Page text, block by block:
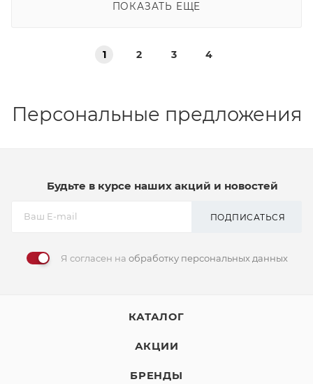
ПОКАЗАТЬ ЕЩЕ
1 2 3 4
Персональные предложения
Будьте в курсе наших акций и новостей
ПОДПИСАТЬСЯ
Я согласен на обработку персональных данных
КАТАЛОГ
АКЦИИ
БРЕНДЫ